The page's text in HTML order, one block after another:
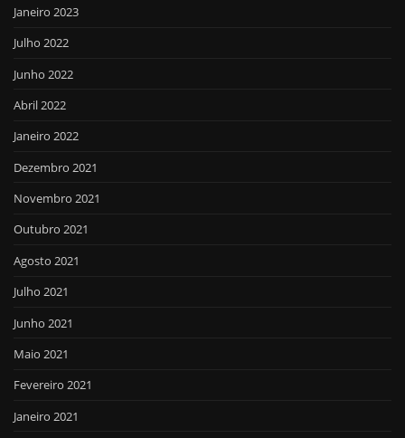
Janeiro 2023
Julho 2022
Junho 2022
Abril 2022
Janeiro 2022
Dezembro 2021
Novembro 2021
Outubro 2021
Agosto 2021
Julho 2021
Junho 2021
Maio 2021
Fevereiro 2021
Janeiro 2021